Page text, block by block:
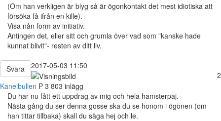
(Om han verkligen är blyg så är ögonkontakt det mest idiotiska att
försöka få ifrån en kille).
Visa nån form av initiativ.
Antingen det, eller sitt och grumla över vad som "kanske hade
kunnat blivit"- resten av ditt liv.
Svara
2017-05-03 11:50
2
Kanelbullen P 3 803 inlägg
Du har nu fått ett uppdrag av mig och hela hamsterpaj.
Nästa gång du ser denna gosse ska du se honom i ögonen (om
han tittar tillbaka) skall du säga hej och le.